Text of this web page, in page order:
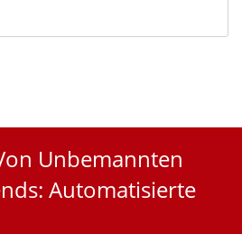
Unbemannten
Automatisierte